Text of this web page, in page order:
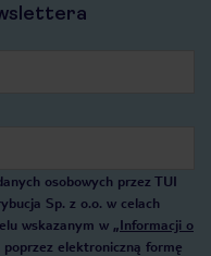
osobowych przez TUI
Sp. z o.o. w celach
wskazanym w „Informacji o
poprzez elektroniczną formę